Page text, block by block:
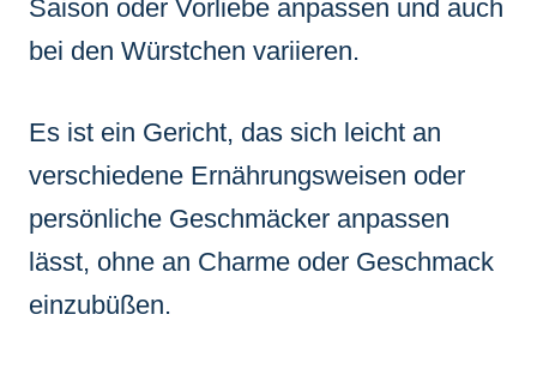
Saison oder Vorliebe anpassen und auch
bei den Würstchen variieren.
Es ist ein Gericht, das sich leicht an
verschiedene Ernährungsweisen oder
persönliche Geschmäcker anpassen
lässt, ohne an Charme oder Geschmack
einzubüßen.